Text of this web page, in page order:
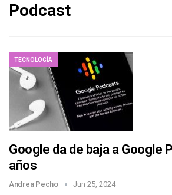
Podcast
TECNOLOGÍA
Google da de baja a Google
años
Andrea Pecho Jun 25, 2024